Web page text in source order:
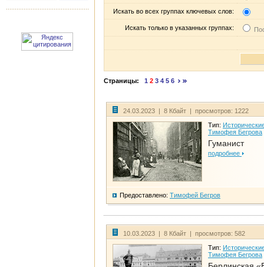
Искать во всех группах ключевых слов:
Искать только в указанных группах:
Страницы: 1 2 3 4 5 6
24.03.2023 | 8 Кбайт | просмотров: 1222
Тип:
Тимофея Бегрова
Гуманист
подробнее
Предоставлено: Тимофей Бегров
10.03.2023 | 8 Кбайт | просмотров: 582
Тип:
Тимофея Бегрова